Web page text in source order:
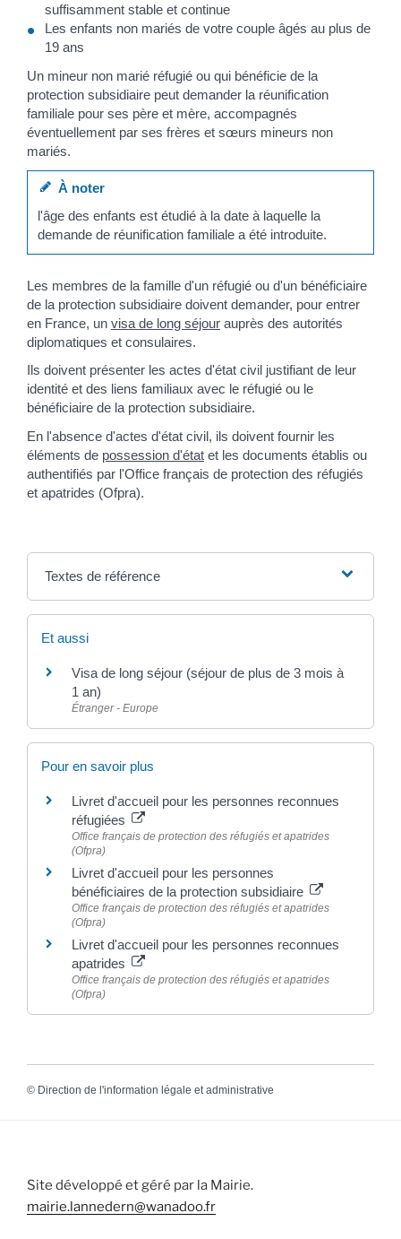
suffisamment stable et continue
Les enfants non mariés de votre couple âgés au plus de
19 ans
Un mineur non marié réfugié ou qui bénéficie de la
protection subsidiaire peut demander la réunification
familiale pour ses père et mère, accompagnés
éventuellement par ses frères et sœurs mineurs non
mariés.
À noter
l'âge des enfants est étudié à la date à laquelle la
demande de réunification familiale a été introduite.
Les membres de la famille d'un réfugié ou d'un bénéficiaire
de la protection subsidiaire doivent demander, pour entrer
en France, un visa de long séjour auprès des autorités
diplomatiques et consulaires.
Ils doivent présenter les actes d'état civil justifiant de leur
identité et des liens familiaux avec le réfugié ou le
bénéficiaire de la protection subsidiaire.
En l'absence d'actes d'état civil, ils doivent fournir les
éléments de possession d'état et les documents établis ou
authentifiés par l'Office français de protection des réfugiés
et apatrides (Ofpra).
Textes de référence
Et aussi
Visa de long séjour (séjour de plus de 3 mois à
1 an)
Étranger - Europe
Pour en savoir plus
Livret d'accueil pour les personnes reconnues
réfugiées
Office français de protection des réfugiés et apatrides
(Ofpra)
Livret d'accueil pour les personnes
bénéficiaires de la protection subsidiaire
Office français de protection des réfugiés et apatrides
(Ofpra)
Livret d'accueil pour les personnes reconnues
apatrides
Office français de protection des réfugiés et apatrides
(Ofpra)
© Direction de l'information légale et administrative
Site développé et géré par la Mairie.
mairie.lannedern@wanadoo.fr